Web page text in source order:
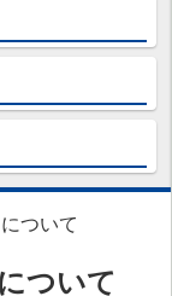
ついて
ついて